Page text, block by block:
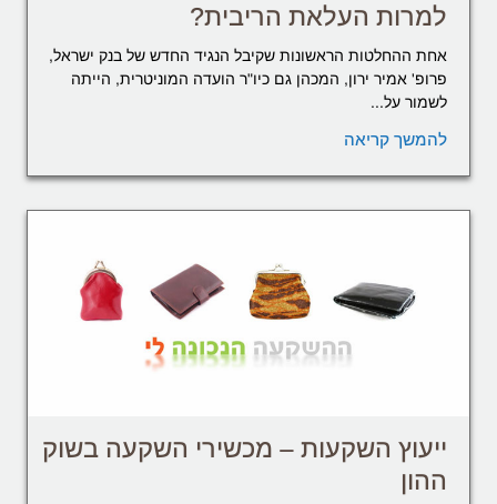
למרות העלאת הריבית?
אחת ההחלטות הראשונות שקיבל הנגיד החדש של בנק ישראל,
פרופ' אמיר ירון, המכהן גם כיו"ר הועדה המוניטרית, הייתה
לשמור על...
להמשך קריאה
ייעוץ השקעות – מכשירי השקעה בשוק
ההון